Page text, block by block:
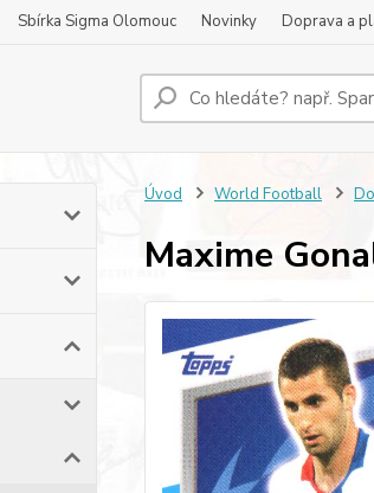
Sbírka Sigma Olomouc Novinky Doprava a
Úvod World Football
Maxime